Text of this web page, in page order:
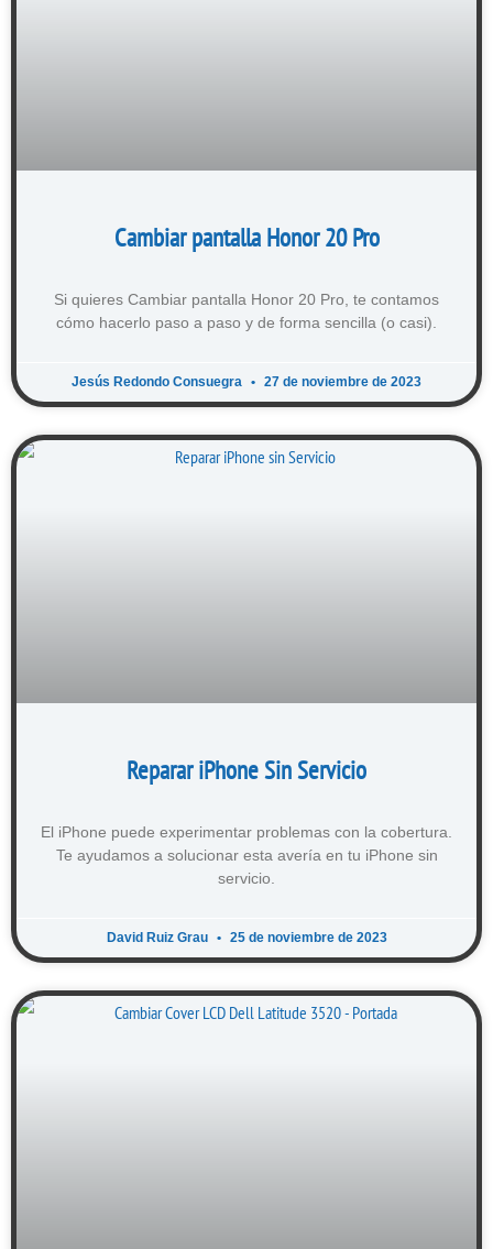
Cambiar pantalla Honor 20 Pro
Si quieres Cambiar pantalla Honor 20 Pro, te contamos
cómo hacerlo paso a paso y de forma sencilla (o casi).
Jesús Redondo Consuegra 27 de noviembre de 2023
Reparar iPhone Sin Servicio
El iPhone puede experimentar problemas con la cobertura.
Te ayudamos a solucionar esta avería en tu iPhone sin
servicio.
David Ruiz Grau 25 de noviembre de 2023